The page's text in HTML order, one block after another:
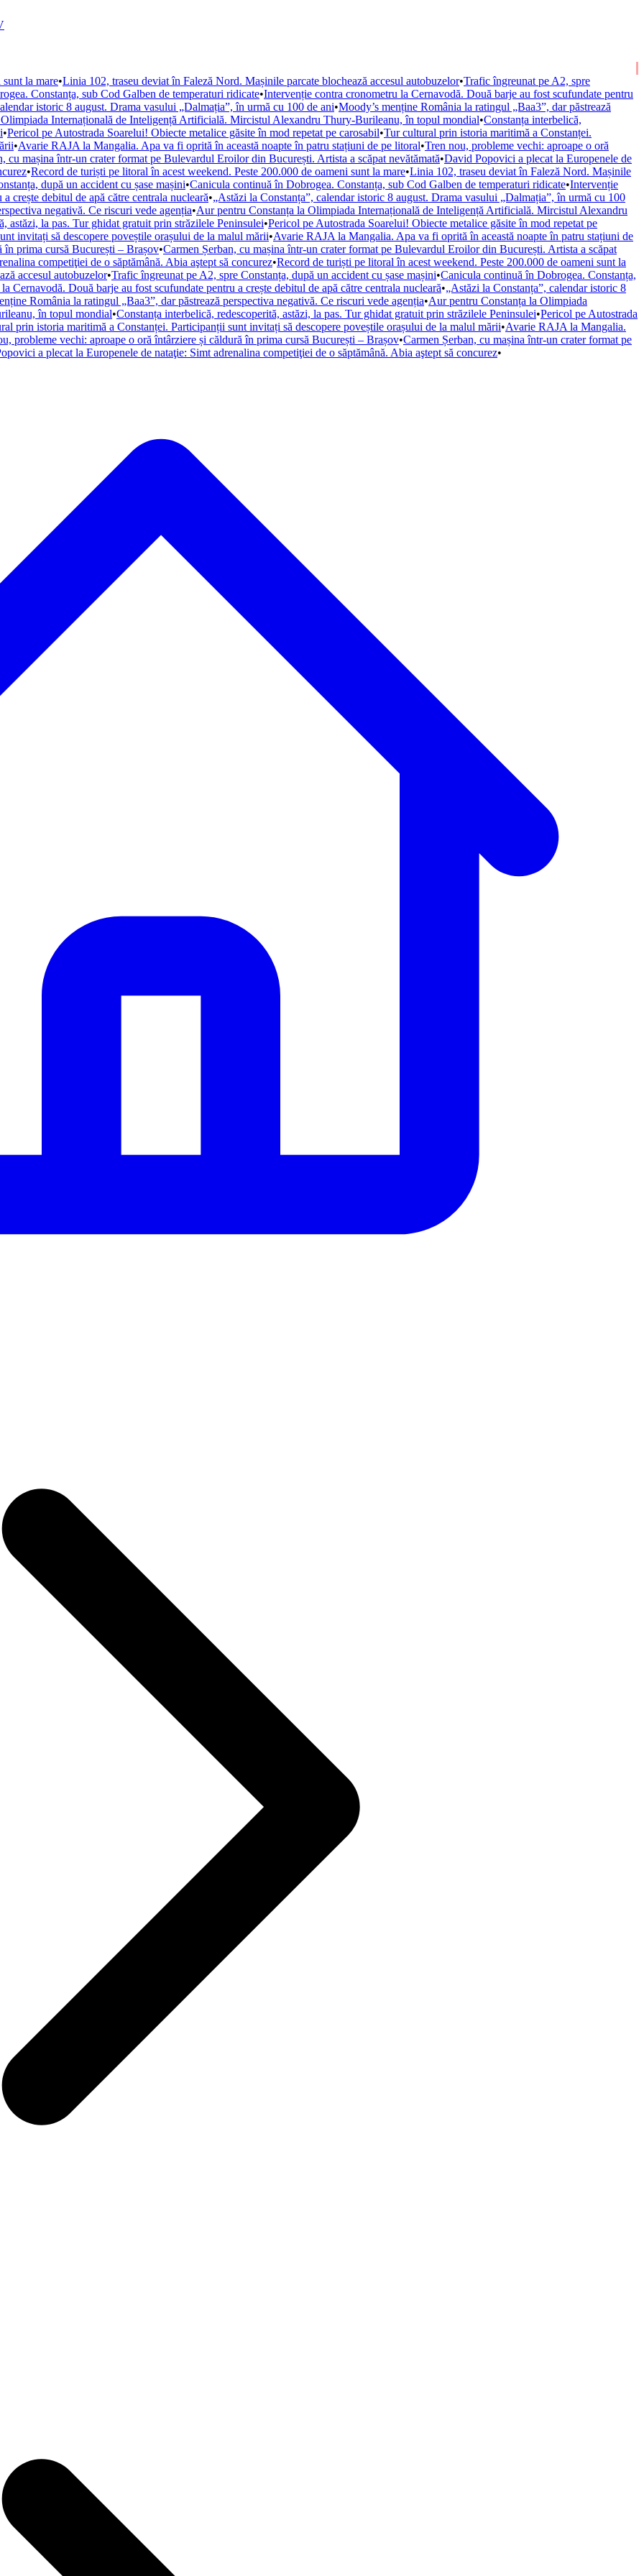
la mare•Linia 102, traseu deviat în Faleză Nord. Mașinile parcate blochează accesul autobuzelor•Trafic îngreunat pe A2, spre
Constanța, sub Cod Galben de temperaturi ridicate•Intervenție contra cronometru la Cernavodă. Două barje au fost scufundate pentru
istoric 8 august. Drama vasului „Dalmația”, în urmă cu 100 de ani•Moody’s menține România la ratingul „Baa3”, dar păstrează
Internațională de Inteligență Artificială. Mircistul Alexandru Thury-Burileanu, în topul mondial•Constanța interbelică,
•Pericol pe Autostrada Soarelui! Obiecte metalice găsite în mod repetat pe carosabil•Tur cultural prin istoria maritimă a Constanței.
•Avarie RAJA la Mangalia. Apa va fi oprită în această noapte în patru stațiuni de pe litoral•Tren nou, probleme vechi: aproape o oră
cu mașina într-un crater format pe Bulevardul Eroilor din București. Artista a scăpat nevătămată•David Popovici a plecat la Europenele de
•Record de turiști pe litoral în acest weekend. Peste 200.000 de oameni sunt la mare•Linia 102, traseu deviat în Faleză Nord. Mașinile
după un accident cu șase mașini•Canicula continuă în Dobrogea. Constanța, sub Cod Galben de temperaturi ridicate•Intervenție
crește debitul de apă către centrala nucleară•„Astăzi la Constanța”, calendar istoric 8 august. Drama vasului „Dalmația”, în urmă cu 100
negativă. Ce riscuri vede agenția•Aur pentru Constanța la Olimpiada Internațională de Inteligență Artificială. Mircistul Alexandru
astăzi, la pas. Tur ghidat gratuit prin străzilele Peninsulei•Pericol pe Autostrada Soarelui! Obiecte metalice găsite în mod repetat pe
invitați să descopere poveștile orașului de la malul mării•Avarie RAJA la Mangalia. Apa va fi oprită în această noapte în patru stațiuni de
în prima cursă București – Brașov•Carmen Șerban, cu mașina într-un crater format pe Bulevardul Eroilor din București. Artista a scăpat
competiţiei de o săptămână. Abia aştept să concurez•Record de turiști pe litoral în acest weekend. Peste 200.000 de oameni sunt la
accesul autobuzelor•Trafic îngreunat pe A2, spre Constanța, după un accident cu șase mașini•Canicula continuă în Dobrogea. Constanța,
Cernavodă. Două barje au fost scufundate pentru a crește debitul de apă către centrala nucleară•„Astăzi la Constanța”, calendar istoric 8
România la ratingul „Baa3”, dar păstrează perspectiva negativă. Ce riscuri vede agenția•Aur pentru Constanța la Olimpiada
în topul mondial•Constanța interbelică, redescoperită, astăzi, la pas. Tur ghidat gratuit prin străzilele Peninsulei•Pericol pe Autostrada
prin istoria maritimă a Constanței. Participanții sunt invitați să descopere poveștile orașului de la malul mării•Avarie RAJA la Mangalia.
probleme vechi: aproape o oră întârziere și căldură în prima cursă București – Brașov•Carmen Șerban, cu mașina într-un crater format pe
a plecat la Europenele de nataţie: Simt adrenalina competiţiei de o săptămână. Abia aştept să concurez•